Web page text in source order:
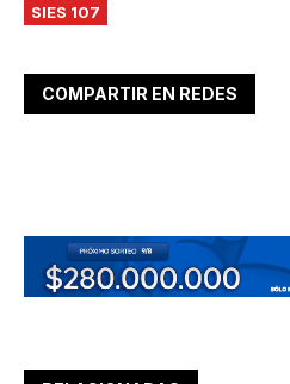
SIES 107
COMPARTIR EN REDES